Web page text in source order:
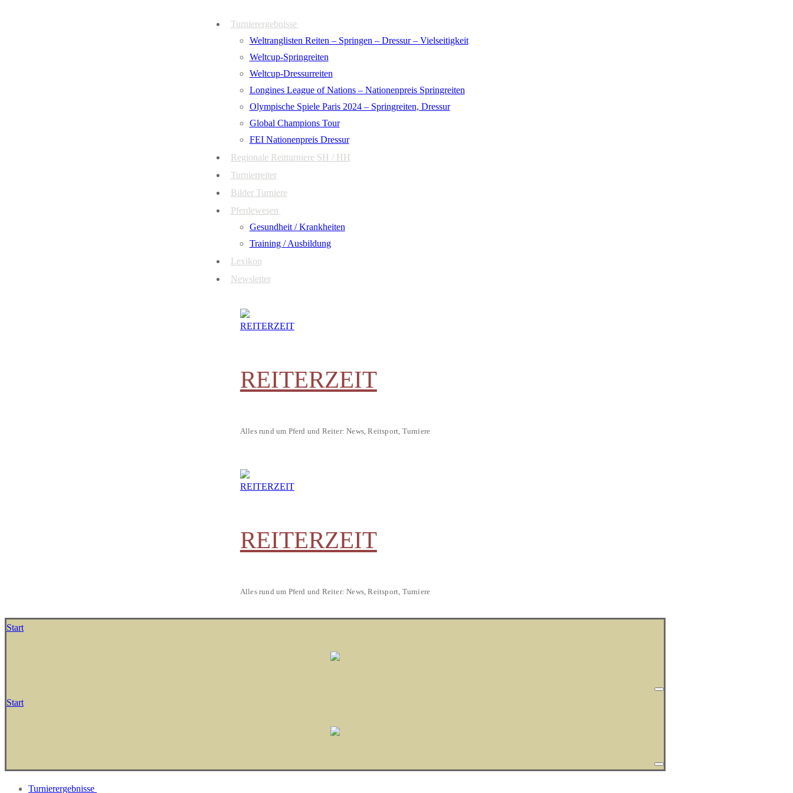
Turnierergebnisse
Weltranglisten Reiten – Springen – Dressur – Vielseitigkeit
Weltcup-Springreiten
Weltcup-Dressurreiten
Longines League of Nations – Nationenpreis Springreiten
Olympische Spiele Paris 2024 – Springreiten, Dressur
Global Champions Tour
FEI Nationenpreis Dressur
Regionale Reitturniere SH / HH
Turnierreiter
Bilder Turniere
Pferdewesen
Gesundheit / Krankheiten
Training / Ausbildung
Lexikon
Newsletter
REITERZEIT
Alles rund um Pferd und Reiter: News, Reitsport, Turniere
REITERZEIT
Alles rund um Pferd und Reiter: News, Reitsport, Turniere
Start
Start
Turnierergebnisse